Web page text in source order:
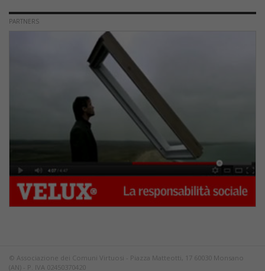
PARTNERS
© Associazione dei Comuni Virtuosi - Piazza Matteotti, 17 60030 Monsano
(AN) - P. IVA 02450370420